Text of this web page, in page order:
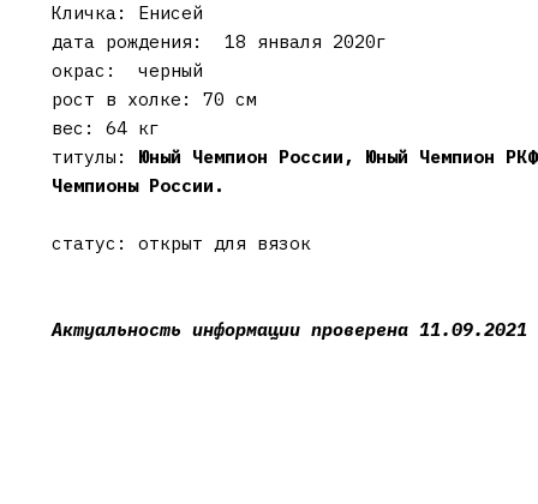
Кличка: Енисей
дата рождения: 18 янваля 2020г
окрас: черный
рост в холке: 70 см
вес: 64 кг
титулы: Юный Чемпион России, Юный Чемпион
Чемпионы России.
статус: открыт для вязок
Актуальность информации проверена 11.09.2021